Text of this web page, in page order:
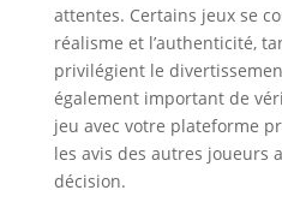
attentes. Certains jeux se
réalisme et l’authenticité,
privilégient le
également important de
jeu avec votre plateforme
les avis des autres joueurs
décision.